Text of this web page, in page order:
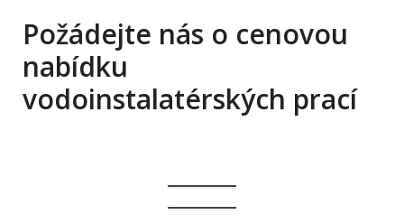
Požádejte nás o cenovou
nabídku
vodoinstalatérských prací